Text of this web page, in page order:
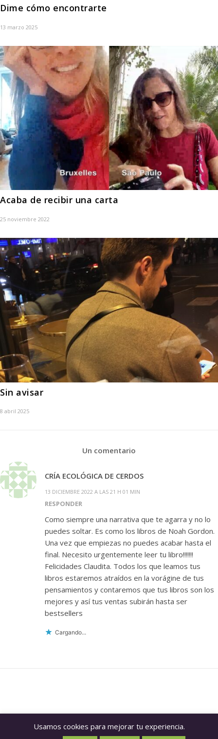
Dime cómo encontrarte
13 marzo 2025
Acaba de recibir una carta
25 noviembre 2022
Sin avisar
8 abril 2025
Un comentario
CRÍA ECOLÓGICA DE CERDOS
13 DICIEMBRE 2022 A LAS 21 H 01 MIN
RESPONDER
Como siempre una narrativa que te agarra y no lo
puedes soltar. Es como los libros de Noah Gordon.
Una vez que empiezas no puedes acabar hasta el
final. Necesito urgentemente leer tu libro!!!!!!!
Felicidades Claudita. Todos los que leamos tus
libros estaremos atraídos en la vorágine de tus
pensamientos y contaremos que tus libros son los
mejores y así tus ventas subirán hasta ser
bestsellers
Cargando...
Usamos cookies para mejorar tu experiencia.